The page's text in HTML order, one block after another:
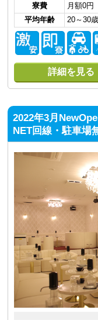
寮費
月額0円
平均年齢
20～30歳
詳細を見る
2022年3月
NET回線・駐車場